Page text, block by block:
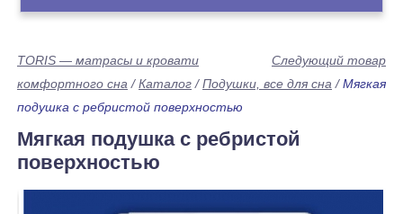
Следующий товар
TORIS — матрасы и кровати
комфортного сна /Каталог /Подушки, все для сна /Мягкая
подушка с ребристой поверхностью
Мягкая подушка с ребристой
поверхностью